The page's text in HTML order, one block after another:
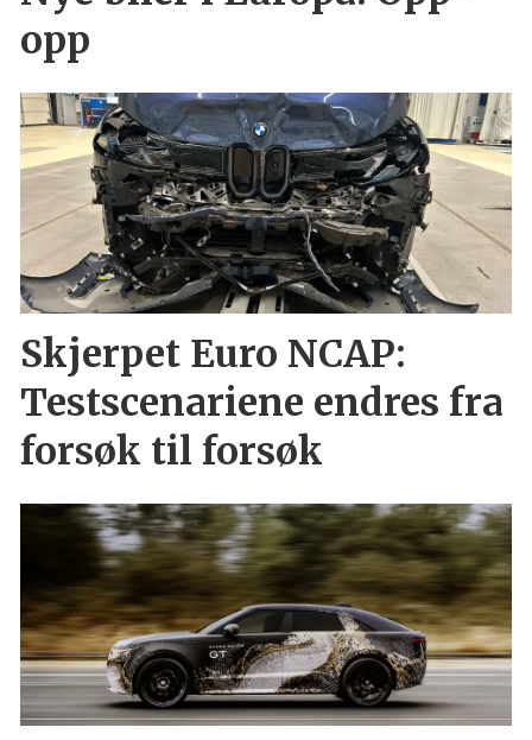
opp
Skjerpet Euro NCAP:
Testscenariene endres fra
forsøk til forsøk